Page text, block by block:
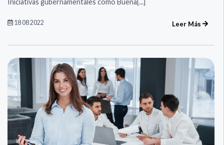
18 08 2022 Leer Más